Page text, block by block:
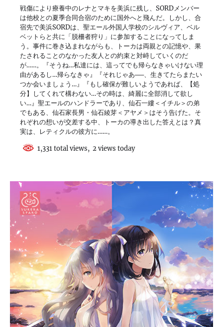
戦傷により療養中のレナとマキを美浜に残し、SORDメンバー
は他校との夏季合同合宿のために国外へと飛んだ。しかし、合
宿先で美浜SORDは、聖エール外国人学校のシルヴィア、ベル
ベットらと共に「脱柵者狩り」に参加することになってしま
う。事件に巻き込まれながらも、トーカは両親との記憶や、果
たされることのなかった友人との約束と対峙していくのだ
が……。『そうね…私達には、這ってでも帰らなきゃいけない理
由があるし…帰らなきゃ』『それじゃあ──、生きてたらまたい
つか会いましょう…』『もし確保が難しいようであれば、【処
分】してくれて構わない…その時は、綺麗に全部消して欲し
い…』聖エールのハンドラーであり、仙石一縷＜イチル＞の弟
でもある、仙石家長男・仙石綾芽＜アヤメ＞はそう告げた。そ
れぞれの想いが交差する中、トーカの導き出した答えとは？真
実は、レティクルの彼方に……。
1,331 total views, 2 views today